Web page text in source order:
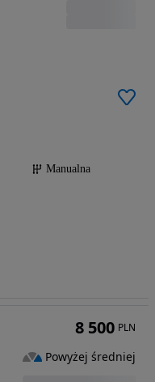
Manualna
8 500 PLN
Powyżej średniej